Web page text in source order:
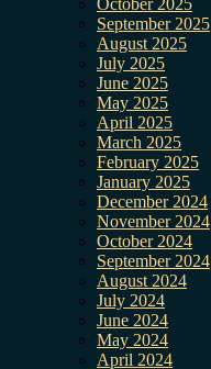
October 2025
September 2025
August 2025
July 2025
June 2025
May 2025
April 2025
March 2025
February 2025
January 2025
December 2024
November 2024
October 2024
September 2024
August 2024
July 2024
June 2024
May 2024
April 2024